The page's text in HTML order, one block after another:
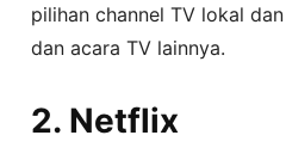
pilihan channel TV lokal
dan acara TV lainnya.
2. Netflix